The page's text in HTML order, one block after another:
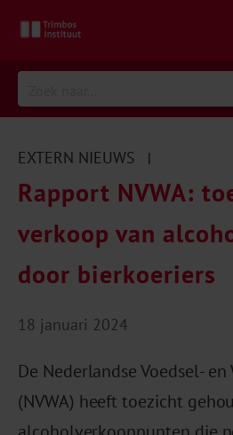
EXTERN NIEUWS |
Rapport NVWA:
verkoop van
door bierkoeriers
18 januari 2024
De Nederlandse Voedsel-
(NVWA) heeft toezicht